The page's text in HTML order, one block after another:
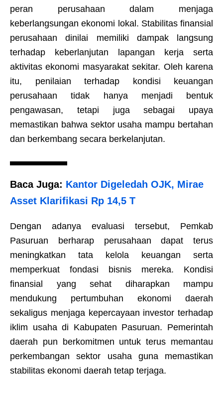
peran perusahaan dalam menjaga
keberlangsungan ekonomi lokal. Stabilitas finansial
perusahaan dinilai memiliki dampak langsung
terhadap keberlanjutan lapangan kerja serta
aktivitas ekonomi masyarakat sekitar. Oleh karena
itu, penilaian terhadap kondisi keuangan
perusahaan tidak hanya menjadi bentuk
pengawasan, tetapi juga sebagai upaya
memastikan bahwa sektor usaha mampu bertahan
dan berkembang secara berkelanjutan.
Baca Juga: Kantor Digeledah OJK, Mirae
Asset Klarifikasi Rp 14,5 T
Dengan adanya evaluasi tersebut, Pemkab
Pasuruan berharap perusahaan dapat terus
meningkatkan tata kelola keuangan serta
memperkuat fondasi bisnis mereka. Kondisi
finansial yang sehat diharapkan mampu
mendukung pertumbuhan ekonomi daerah
sekaligus menjaga kepercayaan investor terhadap
iklim usaha di Kabupaten Pasuruan. Pemerintah
daerah pun berkomitmen untuk terus memantau
perkembangan sektor usaha guna memastikan
stabilitas ekonomi daerah tetap terjaga.